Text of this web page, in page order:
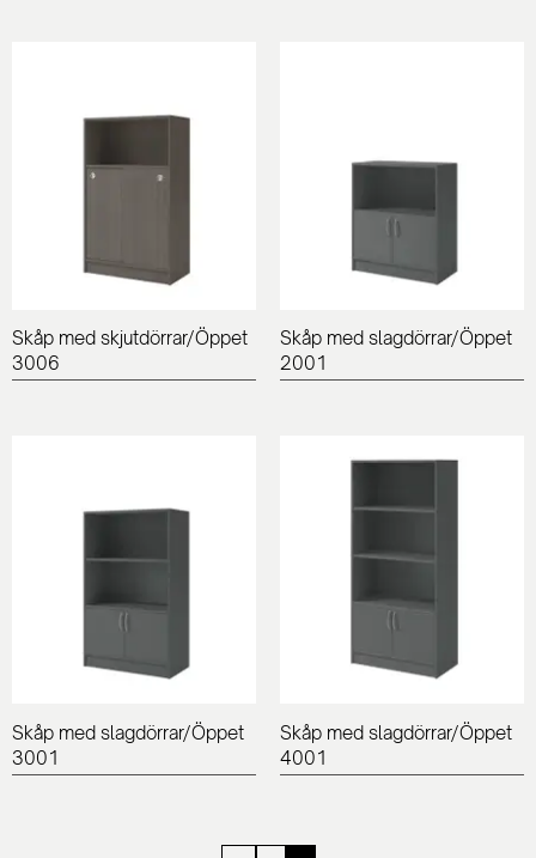
Skåp med skjutdörrar/Öppet
3006
Skåp med slagdörrar/Öppet
2001
Skåp med slagdörrar/Öppet
3001
Skåp med slagdörrar/Öppet
4001